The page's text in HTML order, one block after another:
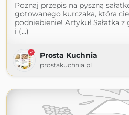
Poznaj przepis na pyszną
gotowanego kurczaka, która
podniebienie! Artykuł Sałatka
i (...)
Prosta Kuchnia
prostakuchnia.pl